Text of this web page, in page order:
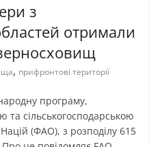
з
отримали
, прифронтові території
програму,
та сільськогосподарською
(ФАО), з розподілу 615